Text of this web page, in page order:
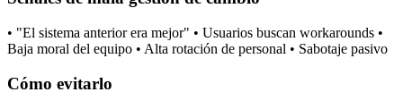
• "El sistema anterior era mejor" • Usuarios buscan workarounds •
Baja moral del equipo • Alta rotación de personal • Sabotaje pasivo
Cómo evitarlo